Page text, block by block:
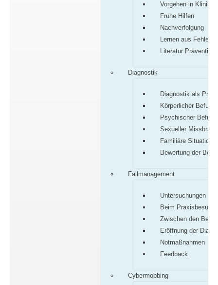
Vorgehen in Klinik/
Frühe Hilfen
Nachverfolgung
Lernen aus Fehlern
Literatur Prävention
Diagnostik
Diagnostik als
Körperlicher Befund
Psychischer Befund
Sexueller
Familiäre Situation
Bewertung der
Fallmanagement
Untersuchungen
Beim Praxisbesuch
Zwischen den
Eröffnung der
Notmaßnahmen
Feedback
Cybermobbing